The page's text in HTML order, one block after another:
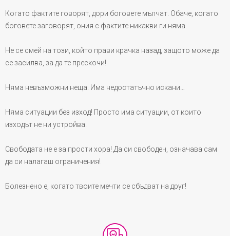
Когато фактите говорят, дори боговете мълчат. Обаче, когато
боговете заговорят, ония с фактите никакви ги няма.
Не се смей на този, който прави крачка назад, защото може да
се засилва, за да те прескочи!
Няма невъзможни неща. Има недостатъчно искани…
Няма ситуации без изход! Просто има ситуации, от които
изходът не ни устройва.
Свободата не е за прости хора! Да си свободен, означава сам
да си налагаш ограничения!
Болезнено е, когато твоите мечти се сбъдват на друг!